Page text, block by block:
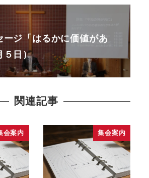
ージ「はるかに価値があ
５日）
関連記事
会案内 集会案内